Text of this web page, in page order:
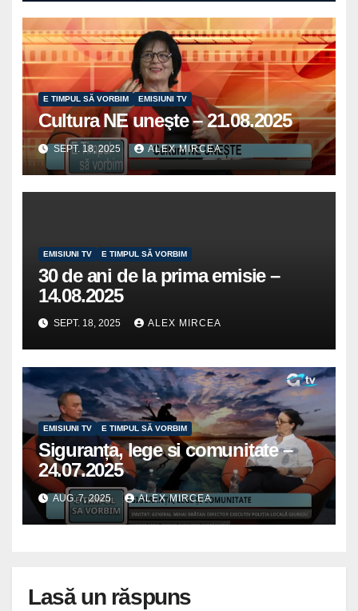
E TIMPUL SĂ VORBIM EMISIUNI TV
Cultura NE uneşte – 21.08.2025
SEPT. 18, 2025 ALEX MIRCEA
EMISIUNI TV E TIMPUL SĂ VORBIM
30 de ani de la prima emisie –
14.08.2025
SEPT. 18, 2025 ALEX MIRCEA
EMISIUNI TV E TIMPUL SĂ VORBIM
Siguranța, lege si comunitate –
24.07.2025
AUG. 7, 2025 ALEX MIRCEA
Lasă un răspuns